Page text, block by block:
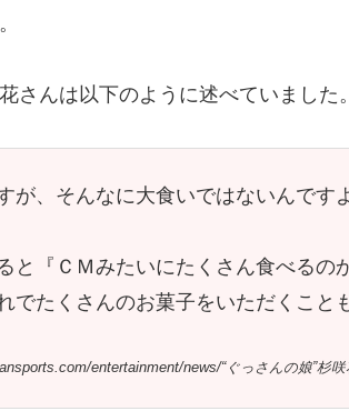
さんは以下のように述べていました。
が、そんなに大食いではないんです
と『ＣＭみたいにたくさん食べるの
でたくさんのお菓子をいただくこと
entertainment/news/“ぐっさんの娘”杉